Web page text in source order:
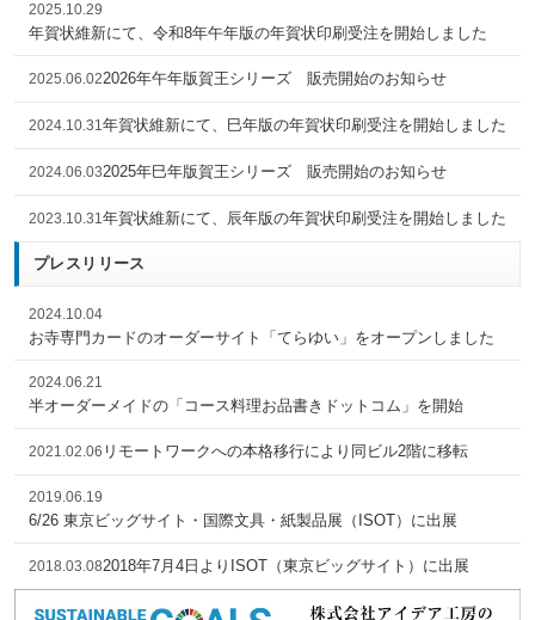
2025.10.29
年賀状維新にて、令和8年午年版の年賀状印刷受注を開始しました
2025.06.022026年午年版賀王シリーズ 販売開始のお知らせ
2024.10.31年賀状維新にて、巳年版の年賀状印刷受注を開始しました
2024.06.032025年巳年版賀王シリーズ 販売開始のお知らせ
2023.10.31年賀状維新にて、辰年版の年賀状印刷受注を開始しました
プレスリリース
2024.10.04
お寺専門カードのオーダーサイト「てらゆい」をオープンしました
2024.06.21
半オーダーメイドの「コース料理お品書きドットコム」を開始
2021.02.06 リモートワークへの本格移行により同ビル2階に移転
2019.06.19
6/26 東京ビッグサイト・国際文具・紙製品展（ISOT）に出展
2018.03.082018年7月4日よりISOT（東京ビッグサイト）に出展